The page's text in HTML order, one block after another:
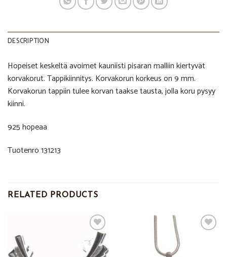
DESCRIPTION
Hopeiset keskeltä avoimet kauniisti pisaran malliin kiertyvät
korvakorut. Tappikiinnitys. Korvakorun korkeus on 9 mm.
Korvakorun tappiin tulee korvan taakse tausta, jolla koru pysyy
kiinni.
925 hopeaa
Tuotenro 131213
RELATED PRODUCTS
Add to